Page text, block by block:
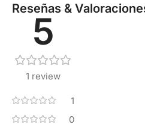
Reseñas &
5
1 review
1
0